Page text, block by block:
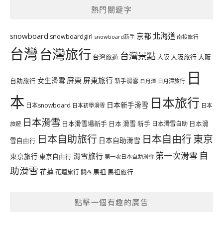
熱門關鍵字
snowboard snowboardgirl snowboard新手 京都 北海道 南投旅行
台灣台灣旅行 台灣旅遊 台灣景點大阪大阪旅行大阪
自助旅行 女生滑雪 屏東 屏東旅行新手滑雪 日月潭 日月潭旅行 日
本 日本snowboard 日本初學滑雪 日本新手滑雪 日本旅行 日本
旅遊 日本滑雪 日本滑雪場新手 日本 滑雪 新手 日本滑雪自助 日本滑
雪自由行 日本自助旅行 日本自助滑雪 日本自由行東京
東京旅行 東京自由行 滑雪旅行 第一次日本自助滑雪 第一次滑雪 自
助滑雪 花蓮花蓮旅行 關西 馬祖 馬祖旅行
點擊一個有趣的廣告